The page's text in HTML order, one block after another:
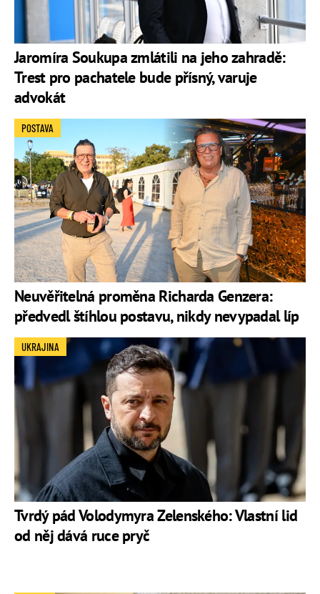
Jaromíra Soukupa zmlátili na jeho zahradě:
Trest pro pachatele bude přísný, varuje
advokát
Neuvěřitelná proměna Richarda Genzera:
předvedl štíhlou postavu, nikdy nevypadal líp
POSTAVA
Tvrdý pád Volodymyra Zelenského: Vlastní lid
od něj dává ruce pryč
UKRAJINA